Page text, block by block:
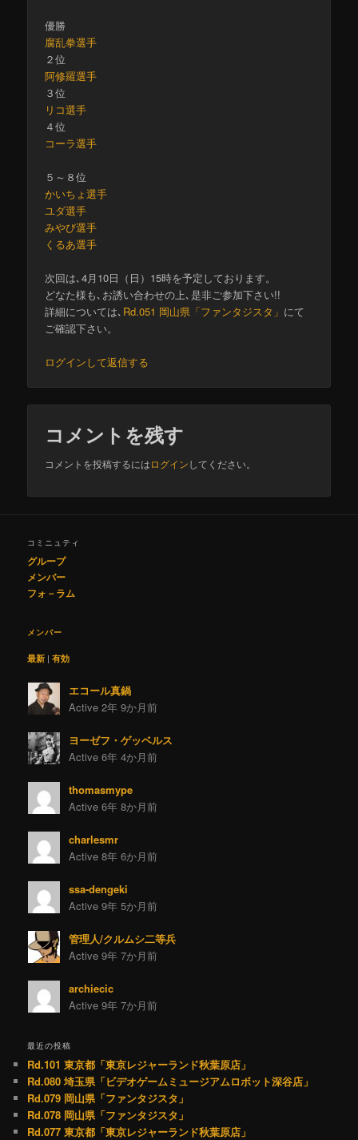
優勝
腐乱拳選手
２位
阿修羅選手
３位
リコ選手
４位
コーラ選手
５～８位
かいちょ選手
ユダ選手
みやび選手
くるあ選手
次回は､4月10日（日）15時を予定しております。
どなた様も､お誘い合わせの上､是非ご参加下さい!!
詳細については､ Rd.051 岡山県「ファンタジスタ」 にて
ご確認下さい。
ログインして返信する
コメントを残す
コメントを投稿するにはログインしてください。
コミニュティ
グループ
メンバー
フォ－ラム
メンバー
最新 | 有効
エコール真鍋
Active 2年 9か月前
ヨーゼフ・ゲッベルス
Active 6年 4か月前
thomasmype
Active 6年 8か月前
charlesmr
Active 8年 6か月前
ssa-dengeki
Active 9年 5か月前
管理人/クルムシ二等兵
Active 9年 7か月前
archiecic
Active 9年 7か月前
最近の投稿
Rd.101 東京都「東京レジャーランド秋葉原店」
Rd.080 埼玉県「ビデオゲームミュージアムロボット深谷店」
Rd.079 岡山県「ファンタジスタ」
Rd.078 岡山県「ファンタジスタ」
Rd.077 東京都「東京レジャーランド秋葉原店」